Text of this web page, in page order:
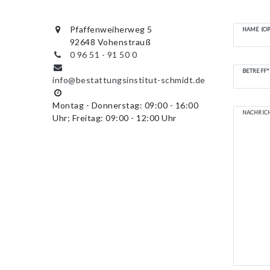
Pfaffenweiherweg 5
92648 Vohenstrauß
0 96 51 - 91 50 0
info@bestattungsinstitut-schmidt.de
Montag - Donnerstag: 09:00 - 16:00
Uhr; Freitag: 09:00 - 12:00 Uhr
NAME
BETREFF*